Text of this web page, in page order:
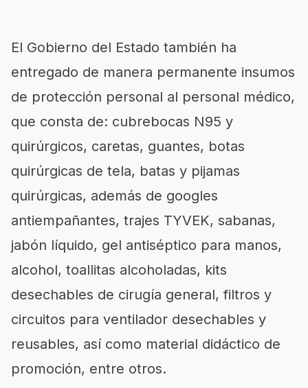
El Gobierno del Estado también ha
entregado de manera permanente insumos
de protección personal al personal médico,
que consta de: cubrebocas N95 y
quirúrgicos, caretas, guantes, botas
quirúrgicas de tela, batas y pijamas
quirúrgicas, además de googles
antiempañantes, trajes TYVEK, sabanas,
jabón líquido, gel antiséptico para manos,
alcohol, toallitas alcoholadas, kits
desechables de cirugía general, filtros y
circuitos para ventilador desechables y
reusables, así como material didáctico de
promoción, entre otros.